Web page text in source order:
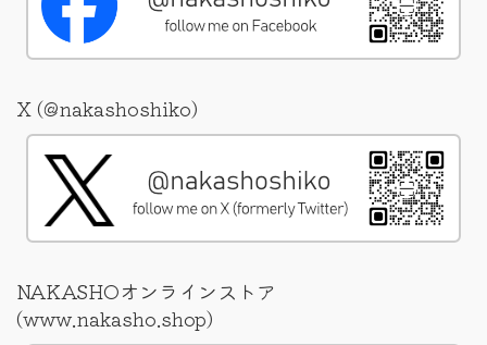
X (@nakashoshiko)
NAKASHOオンラインストア
(www.nakasho.shop)